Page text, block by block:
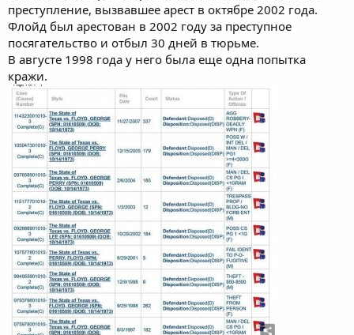
преступление, вызвавшее арест в октябре 2002 года.
Флойд был арестован в 2002 году за преступное
посягательство и отбыл 30 дней в тюрьме.
В августе 1998 года у него была еще одна попытка
кражи.